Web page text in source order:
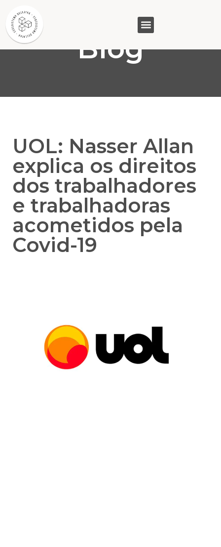
Blog
UOL: Nasser Allan
explica os direitos
dos trabalhadores
e trabalhadoras
acometidos pela
Covid-19